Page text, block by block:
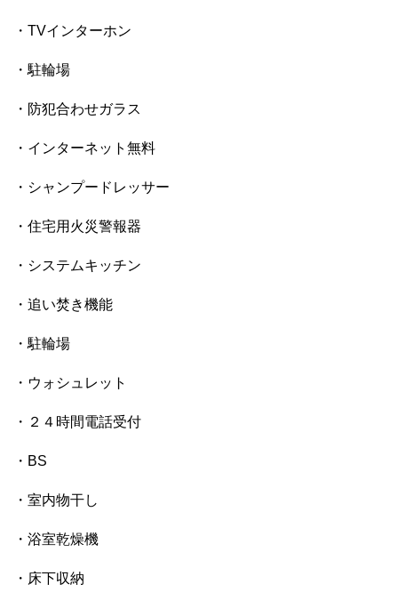
・TVインターホン
・駐輪場
・防犯合わせガラス
・インターネット無料
・シャンプードレッサー
・住宅用火災警報器
・システムキッチン
・追い焚き機能
・駐輪場
・ウォシュレット
・２４時間電話受付
・BS
・室内物干し
・浴室乾燥機
・床下収納